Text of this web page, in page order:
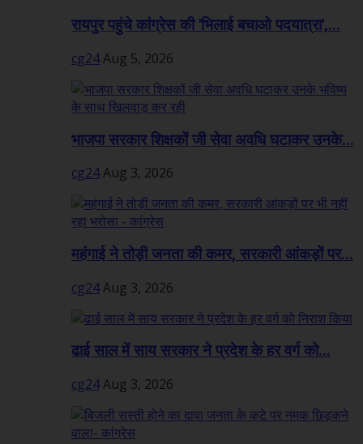
रायपुर पहुंचे कांग्रेस की 'भिलाई बचाओ पदयात्रा',...
cg24Aug 5, 2026
भाजपा सरकार शिक्षकों जी सेवा अवधि घटाकर उनके...
cg24Aug 3, 2026
महंगाई ने तोड़ी जनता की कमर, सरकारी आंकड़ों पर...
cg24Aug 3, 2026
ढाई साल में साय सरकार ने प्रदेश के हर वर्ग को...
cg24Aug 3, 2026